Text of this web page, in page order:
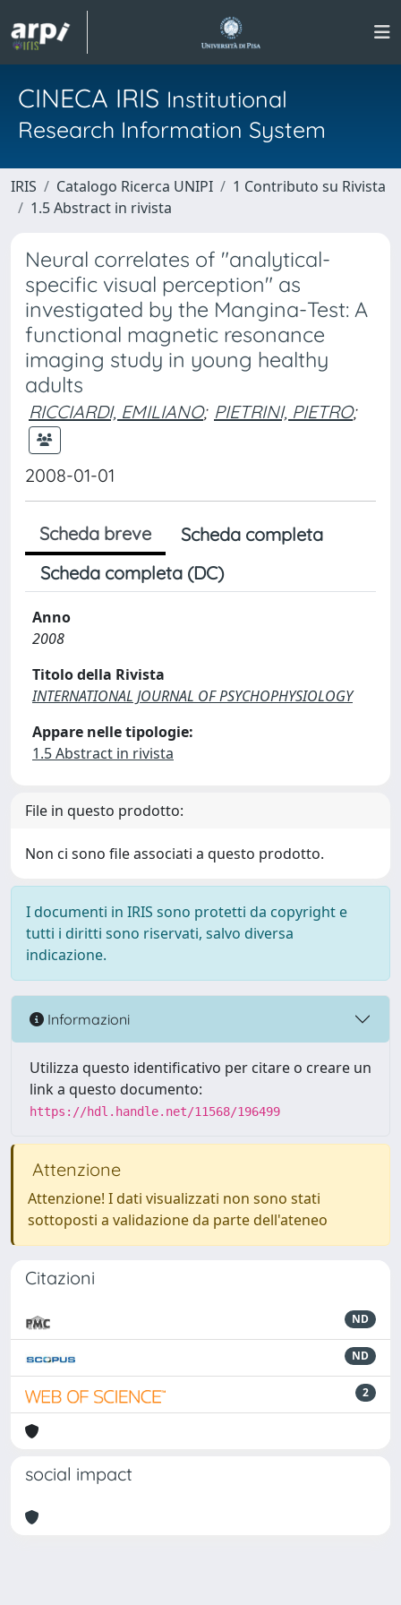
CINECA IRIS Institutional
Research Information System
IRIS Catalogo Ricerca UNIPI
1 Contributo su Rivista
1.5 Abstract in rivista
Neural correlates of "analytical-
specific visual perception" as
investigated by the Mangina-Test: A
functional magnetic resonance
imaging study in young healthy
adults
RICCIARDI, EMILIANO; PIETRINI, PIETRO;
2008-01-01
Scheda breve
Scheda completa
Scheda completa (DC)
Anno
2008
Titolo della Rivista
INTERNATIONAL JOURNAL OF PSYCHOPHYSIOLOGY
Appare nelle tipologie:
1.5 Abstract in rivista
File in questo prodotto:
Non ci sono file associati a questo prodotto.
I documenti in IRIS sono protetti da copyright e
tutti i diritti sono riservati, salvo diversa
indicazione.
Informazioni
Utilizza questo identificativo per citare o creare un
link a questo documento:
https://hdl.handle.net/11568/196499
Attenzione
Attenzione! I dati visualizzati non sono stati
sottoposti a validazione da parte dell'ateneo
Citazioni
ND
ND
2
social impact